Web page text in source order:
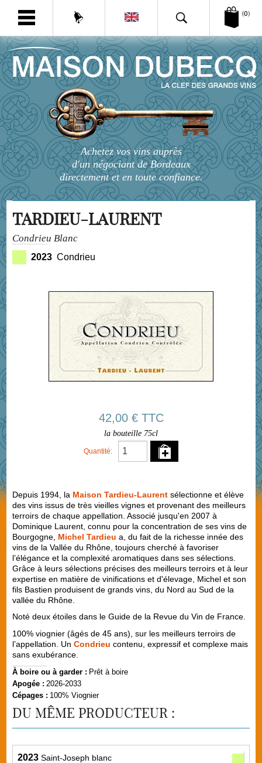
(0)
Achetez vos vins auprès
d'un négociant de Bordeaux
directement et en toute confiance.
TARDIEU-LAURENT
Condrieu Blanc
2023 Condrieu
42,00 € TTC
la bouteille 75cl
Quantité:
Depuis 1994, la Maison Tardieu-Laurentsélectionne et élève
des vins issus de très vieilles vignes et provenant des meilleurs
terroirs de chaque appellation. Associé jusqu'en 2007 à
Dominique Laurent, connu pour la concentration de ses vins de
Bourgogne, Michel Tardieu a, du fait de la richesse innée des
vins de la Vallée du Rhône, toujours cherché à favoriser
l’élégance et la complexité aromatiques dans ses sélections.
Grâce à leurs sélections précises des meilleurs terroirs et à leur
expertise en matière de vinifications et d'élevage, Michel et son
fils Bastien produisent de grands vins, du Nord au Sud de la
vallée du Rhône.
Noté deux étoiles dans le Guide de la Revue du Vin de France.
100% viognier (âgés de 45 ans), sur les meilleurs terroirs de
l’appellation. Un Condrieu contenu, expressif et complexe mais
sans exubérance.
À boire ou à garder : Prêt à boire
Apogée : 2026-2033
Cépages : 100% Viognier
DU MÊME PRODUCTEUR :
2023 Saint-Joseph blanc